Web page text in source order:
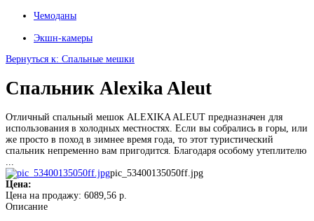
Чемоданы
Экшн-камеры
Вернуться к: Спальные мешки
Спальник Alexika Aleut
Отличный спальный мешок ALEXIKA ALEUT предназначен для
использования в холодных местностях. Если вы собрались в горы, или
же просто в поход в зимнее время года, то этот туристический
спальник непременно вам пригодится. Благодаря особому утеплителю
...
pic_53400135050ff.jpg
Цена:
Цена на продажу: 6089,56 р.
Описание